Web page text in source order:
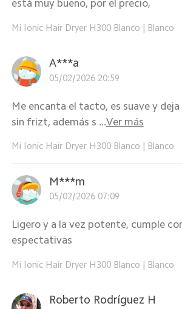
está muy bueno, por el precio,
Mi Ionic Hair Dryer H300 Blanco Blanco
A***a
05/02/2026 20:59
Me encanta el tacto, es suave y
sin frizt, además s ... Ver más
Mi Ionic Hair Dryer H300 Blanco Blanco
M***m
05/02/2026 07:09
Ligero y a la vez potente, cumple
espectativas
Mi Ionic Hair Dryer H300 Blanco | Blanco
Roberto Rodríguez H